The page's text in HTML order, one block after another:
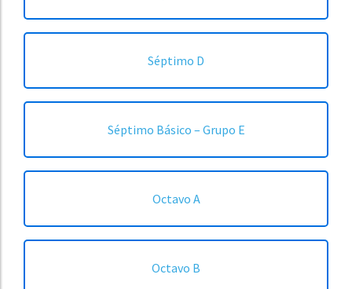
Séptimo D
Séptimo Básico – Grupo E
Octavo A
Octavo B